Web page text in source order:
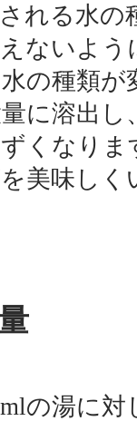
れる水の
ないよう
の種類
に溶出
くなり
美味し
の湯に